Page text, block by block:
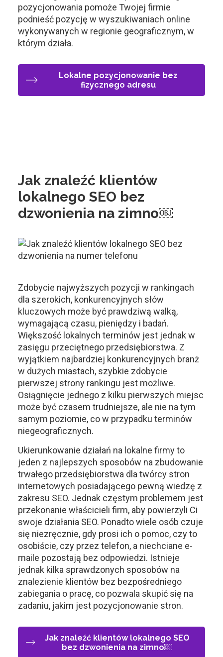
pozycjonowania pomoże Twojej firmie
podnieść pozycję w wyszukiwaniach online
wykonywanych w regionie geograficznym, w
którym działa.
Lokalne pozycjonowanie bez
fizycznego adresu
Jak znaleźć klientów
lokalnego SEO bez
dzwonienia na zimno￼
Zdobycie najwyższych pozycji w rankingach
dla szerokich, konkurencyjnych słów
kluczowych może być prawdziwą walką,
wymagającą czasu, pieniędzy i badań.
Większość lokalnych terminów jest jednak w
zasięgu przeciętnego przedsiębiorstwa. Z
wyjątkiem najbardziej konkurencyjnych branż
w dużych miastach, szybkie zdobycie
pierwszej strony rankingu jest możliwe.
Osiągnięcie jednego z kilku pierwszych miejsc
może być czasem trudniejsze, ale nie na tym
samym poziomie, co w przypadku terminów
niegeograficznych.
Ukierunkowanie działań na lokalne firmy to
jeden z najlepszych sposobów na zbudowanie
trwałego przedsiębiorstwa dla twórcy stron
internetowych posiadającego pewną wiedzę z
zakresu SEO. Jednak częstym problemem jest
przekonanie właścicieli firm, aby powierzyli Ci
swoje działania SEO. Ponadto wiele osób czuje
się niezręcznie, gdy prosi ich o pomoc, czy to
osobiście, czy przez telefon, a niechciane e-
maile pozostają bez odpowiedzi. Istnieje
jednak kilka sprawdzonych sposobów na
znalezienie klientów bez bezpośredniego
zabiegania o pracę, co pozwala skupić się na
zadaniu, jakim jest pozycjonowanie stron.
Jak znaleźć klientów lokalnego SEO
bez dzwonienia na zimno￼